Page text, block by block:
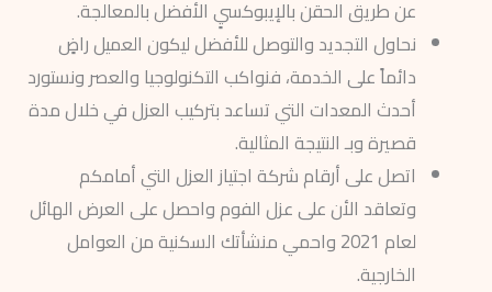
عن طريق الحقن بالإيبوكسيٍ الأفضل بالمعالجة.
نحاول التجديد والتوصل للأفضل ليكون العميل راضٍ
دائماً على الخدمة، فنواكب التكنولوجيا والعصر ونستورد
أحدث المعدات التي تساعد بتركيب العزل في خلال مدة
قصيرة وبـ النتيجة المثالية.
اتصل على أرقام شركة اجتياز العزل التي أمامكم
وتعاقد الأن على عزل الفوم واحصل على العرض الهائل
لعام 2021 واحمي منشأتك السكنية من العوامل
الخارجية.